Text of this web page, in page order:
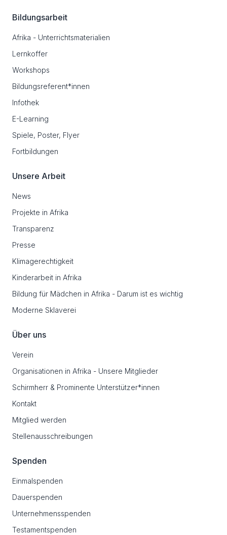
Bildungsarbeit
Afrika - Unterrichtsmaterialien
Lernkoffer
Workshops
Bildungsreferent*innen
Infothek
E-Learning
Spiele, Poster, Flyer
Fortbildungen
Unsere Arbeit
News
Projekte in Afrika
Transparenz
Presse
Klimagerechtigkeit
Kinderarbeit in Afrika
Bildung für Mädchen in Afrika - Darum ist es wichtig
Moderne Sklaverei
Über uns
Verein
Organisationen in Afrika - Unsere Mitglieder
Schirmherr & Prominente Unterstützer*innen
Kontakt
Mitglied werden
Stellenausschreibungen
Spenden
Einmalspenden
Dauerspenden
Unternehmensspenden
Testamentspenden